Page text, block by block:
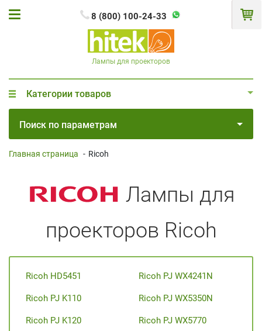
8 (800) 100-24-33
Лампы для проекторов
Категории товаров
Поиск по параметрам
Главная страница - Ricoh
Лампы для
проекторов Ricoh
Ricoh HD5451
Ricoh PJ K110
Ricoh PJ K120
Ricoh PJ WX4241N
Ricoh PJ WX5350N
Ricoh PJ WX5770